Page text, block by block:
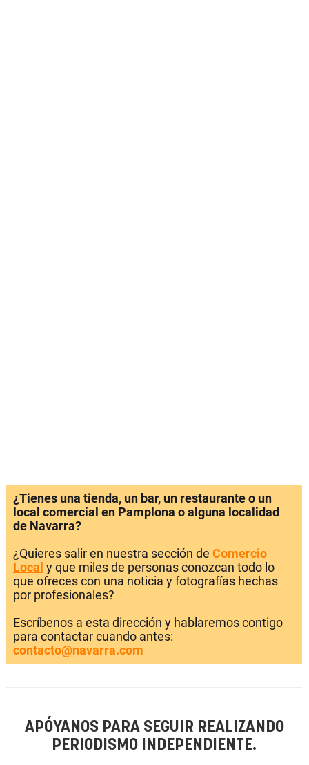
¿Tienes una tienda, un bar, un restaurante o un
local comercial en Pamplona o alguna localidad
de Navarra?
¿Quieres salir en nuestra sección de Comercio
Local y que miles de personas conozcan todo lo
que ofreces con una noticia y fotografías hechas
por profesionales?
Escríbenos a esta dirección y hablaremos contigo
para contactar cuando antes:
contacto@navarra.com
APÓYANOS PARA SEGUIR REALIZANDO
PERIODISMO INDEPENDIENTE.